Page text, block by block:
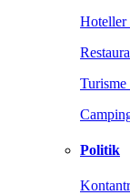
Hoteller
Turisme
Politik